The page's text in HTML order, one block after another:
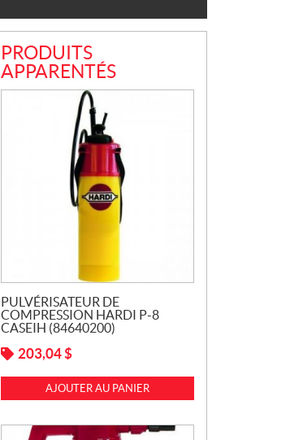
PRODUITS
APPARENTÉS
PULVÉRISATEUR DE
COMPRESSION HARDI P-8
CASEIH (84640200)
203,04$
AJOUTER AU PANIER